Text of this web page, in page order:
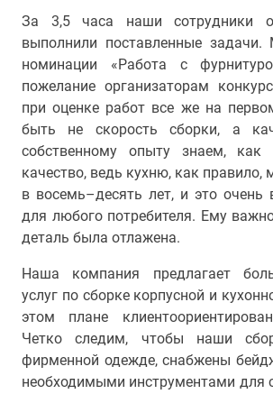
За 3,5 часа наши сотрудники
выполнили поставленные
номинации «Работа с
пожелание организаторам
при оценке работ все же на
быть не скорость сборки, а
собственному опыту знаем, как
качество, ведь кухню, как правило,
в восемь–десять лет, и это
для любого потребителя. Ему
деталь была отлажена.
Наша компания предлагает
услуг по сборке корпусной и
этом плане
Четко следим, чтобы наши
фирменной одежде, снабжены
необходимыми инструментами для